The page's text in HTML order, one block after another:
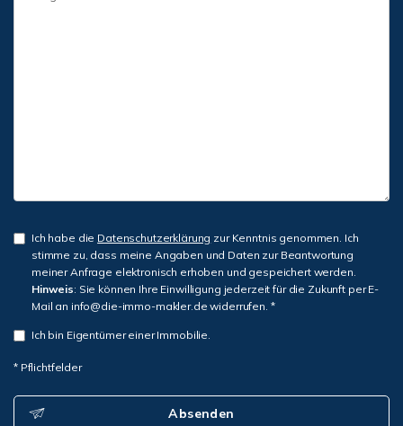
Ich habe die Datenschutzerklärung zur Kenntnis genommen. Ich
stimme zu, dass meine Angaben und Daten zur Beantwortung
meiner Anfrage elektronisch erhoben und gespeichert werden.
Hinweis: Sie können Ihre Einwilligung jederzeit für die Zukunft per E-
Mail an info@die-immo-makler.de widerrufen. *
Ich bin Eigentümer einer Immobilie.
* Pflichtfelder
Absenden